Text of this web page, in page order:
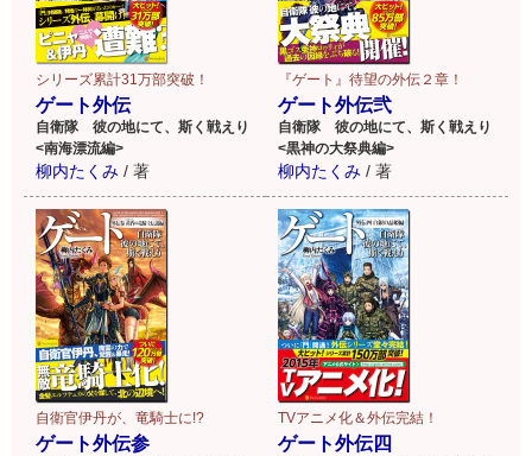
シリーズ累計31万部突破！
ゲート外伝
自衛隊 彼の地にて、斯く戦えり
<南海漂流編>
柳内たくみ / 著
『ゲート』待望の外伝２章！
ゲート外伝弐
自衛隊 彼の地にて、斯く戦えり
<黒神の大祭典編>
柳内たくみ / 著
自衛官伊丹が、竜騎士に!?
ゲート外伝参
TVアニメ化＆外伝完結！
ゲート外伝四